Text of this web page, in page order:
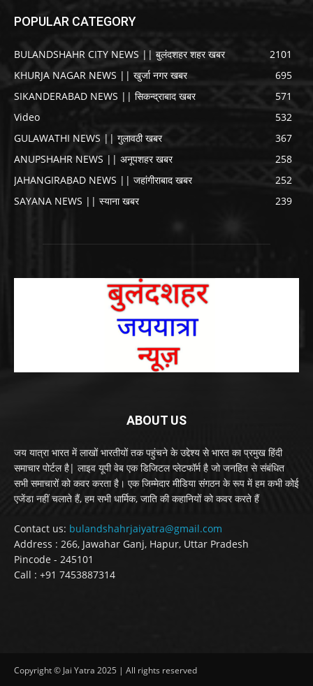
POPULAR CATEGORY
BULANDSHAHR CITY NEWS || बुलंदशहर शहर खबर
2101
KHURJA NAGAR NEWS || खुर्जा नगर खबर
695
SIKANDERABAD NEWS || सिकन्द्राबाद खबर
571
Video
532
GULAWATHI NEWS || गुलावठी खबर
367
ANUPSHAHR NEWS || अनूपशहर खबर
258
JAHANGIRABAD NEWS || जहांगीराबाद खबर
252
SAYANA NEWS || स्याना खबर
239
ABOUT US
जय यात्रा भारत में लाखों भारतीयों तक पहुंचने के उद्देश्य से भारत का प्रमुख हिंदी
समाचार पोर्टल है| लाइव यूपी वेब एक डिजिटल प्लेटफॉर्म है जो जनहित से संबंधित
सभी समाचारों को कवर करता है। एक जिम्मेदार मीडिया संगठन के रूप में हम कभी कोई
एजेंडा नहीं चलाते हैं, हम सभी धार्मिक, जाति की कहानियों को कवर करते हैं
Contact us: bulandshahrjaiyatra@gmail.com
Address : 266, Jawahar Ganj, Hapur, Uttar Pradesh
Pincode - 245101
Call : +91 7453887314
Copyright © Jai Yatra 2025 | All rights reserved